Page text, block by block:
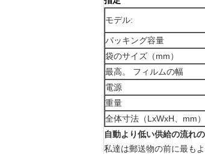
モデル:
パッキング容量
袋のサイズ（mm）
最高。 フィルムの幅
電源
重量
全体寸法（LxWxH、mm）
自動より低い供給の流れ
私達は郵送物の前に最も